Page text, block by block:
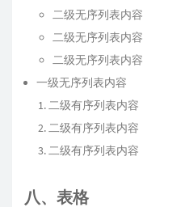
二级无序列表内容
二级无序列表内容
二级无序列表内容
一级无序列表内容
二级有序列表内容
二级有序列表内容
二级有序列表内容
八、表格